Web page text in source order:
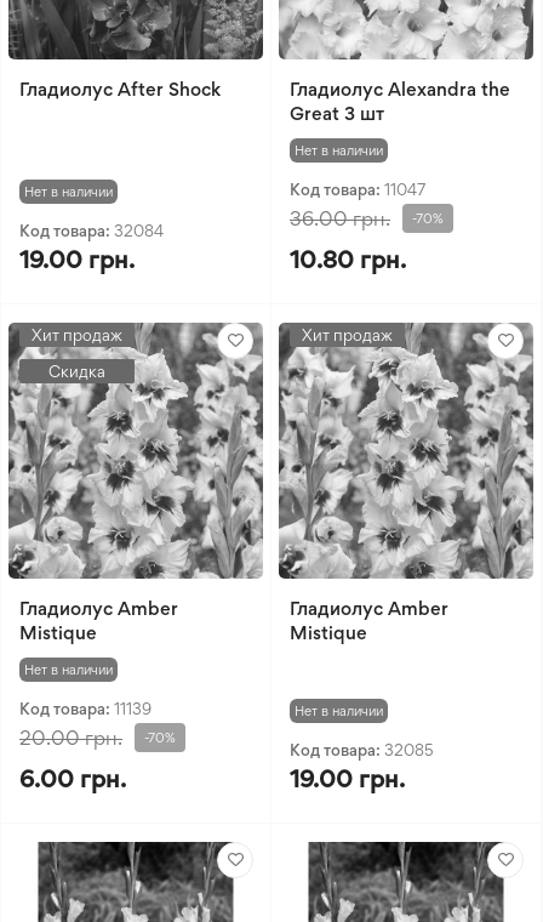
Гладиолус After Shock
Нет в наличии
Код товара: 32084
19.00 грн.
Гладиолус Alexandra the
Great 3 шт
Нет в наличии
Код товара: 11047
36.00 грн. -70%
10.80 грн.
Хит продаж
Скидка
Гладиолус Amber
Mistique
Нет в наличии
Код товара: 11139
20.00 грн. -70%
6.00 грн.
Хит продаж
Гладиолус Amber
Mistique
Нет в наличии
Код товара: 32085
19.00 грн.